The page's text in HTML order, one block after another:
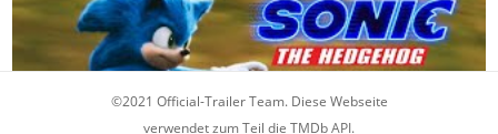
©2021 Official-Trailer Team. Diese Webseite
verwendet zum Teil die TMDb API.